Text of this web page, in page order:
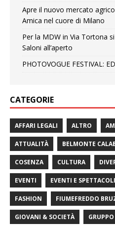
Apre il nuovo mercato
Amica nel cuore di Milano
Per la MDW in Via Tortona
Saloni all’aperto
PHOTOVOGUE FESTIVAL:
CATEGORIE
AFFARI LEGALI ALTRO
ATTUALITÀ BELMONTE
COSENZA CULTURA
EVENTI EVENTI E SPETTACOLI
FASHION FIUMEFREDDO
GIOVANI & SOCIETÀ